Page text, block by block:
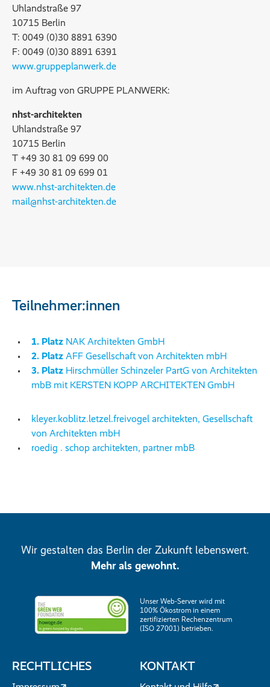
Uhlandstraße 97
10715 Berlin
T: 0049 (0)30 8891 6390
F: 0049 (0)30 8891 6391
www.gruppeplanwerk.de
im Auftrag von GRUPPE PLANWERK:
nhst-architekten
Uhlandstraße 97
10715 Berlin
T +49 30 81 09 699 00
F +49 30 81 09 699 01
www.nhst-architekten.de
mail@nhst-architekten.de
Teilnehmer:innen
1. Platz NAK Architekten GmbH
2. Platz AFF Gesellschaft von Architekten mbH
3. Platz Hirschmüller Schinzeler PartG von Architekten
mbB mit KERSTEN KOPP ARCHITEKTEN GmbH
kleyer.koblitz.letzel.freivogel architekten, Gesellschaft
von Architekten mbH
roedig . schop architekten, partner mbB
Wir gestalten das Berlin der Zukunft lebenswert.
Mehr als gewohnt.
Unser Web-Server wird mit
100% Ökostrom in einem
zertifizierten Rechenzentrum
(ISO 27001) betrieben.
RECHTLICHES KONTAKT